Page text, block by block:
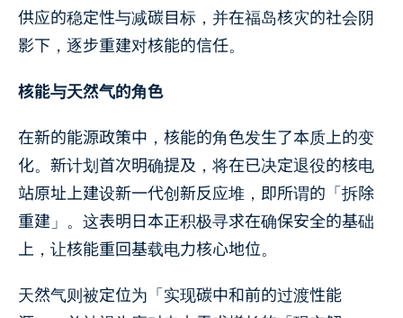
供应的稳定性与减碳目标，并在福岛核灾的社会阴
影下，逐步重建对核能的信任。
核能与天然气的角色
在新的能源政策中，核能的角色发生了本质上的变
化。新计划首次明确提及，将在已决定退役的核电
站原址上建设新一代创新反应堆，即所谓的「拆除
重建」。这表明日本正积极寻求在确保安全的基础
上，让核能重回基载电力核心地位。
天然气则被定位为「实现碳中和前的过渡性能